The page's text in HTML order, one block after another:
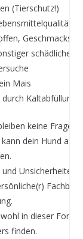
(Tierschutz!)
schädlicher
Mais
Kaltabfüllung
keine Fragen
dein Hund alle
Unsicherheiten
in dieser Form
finden.